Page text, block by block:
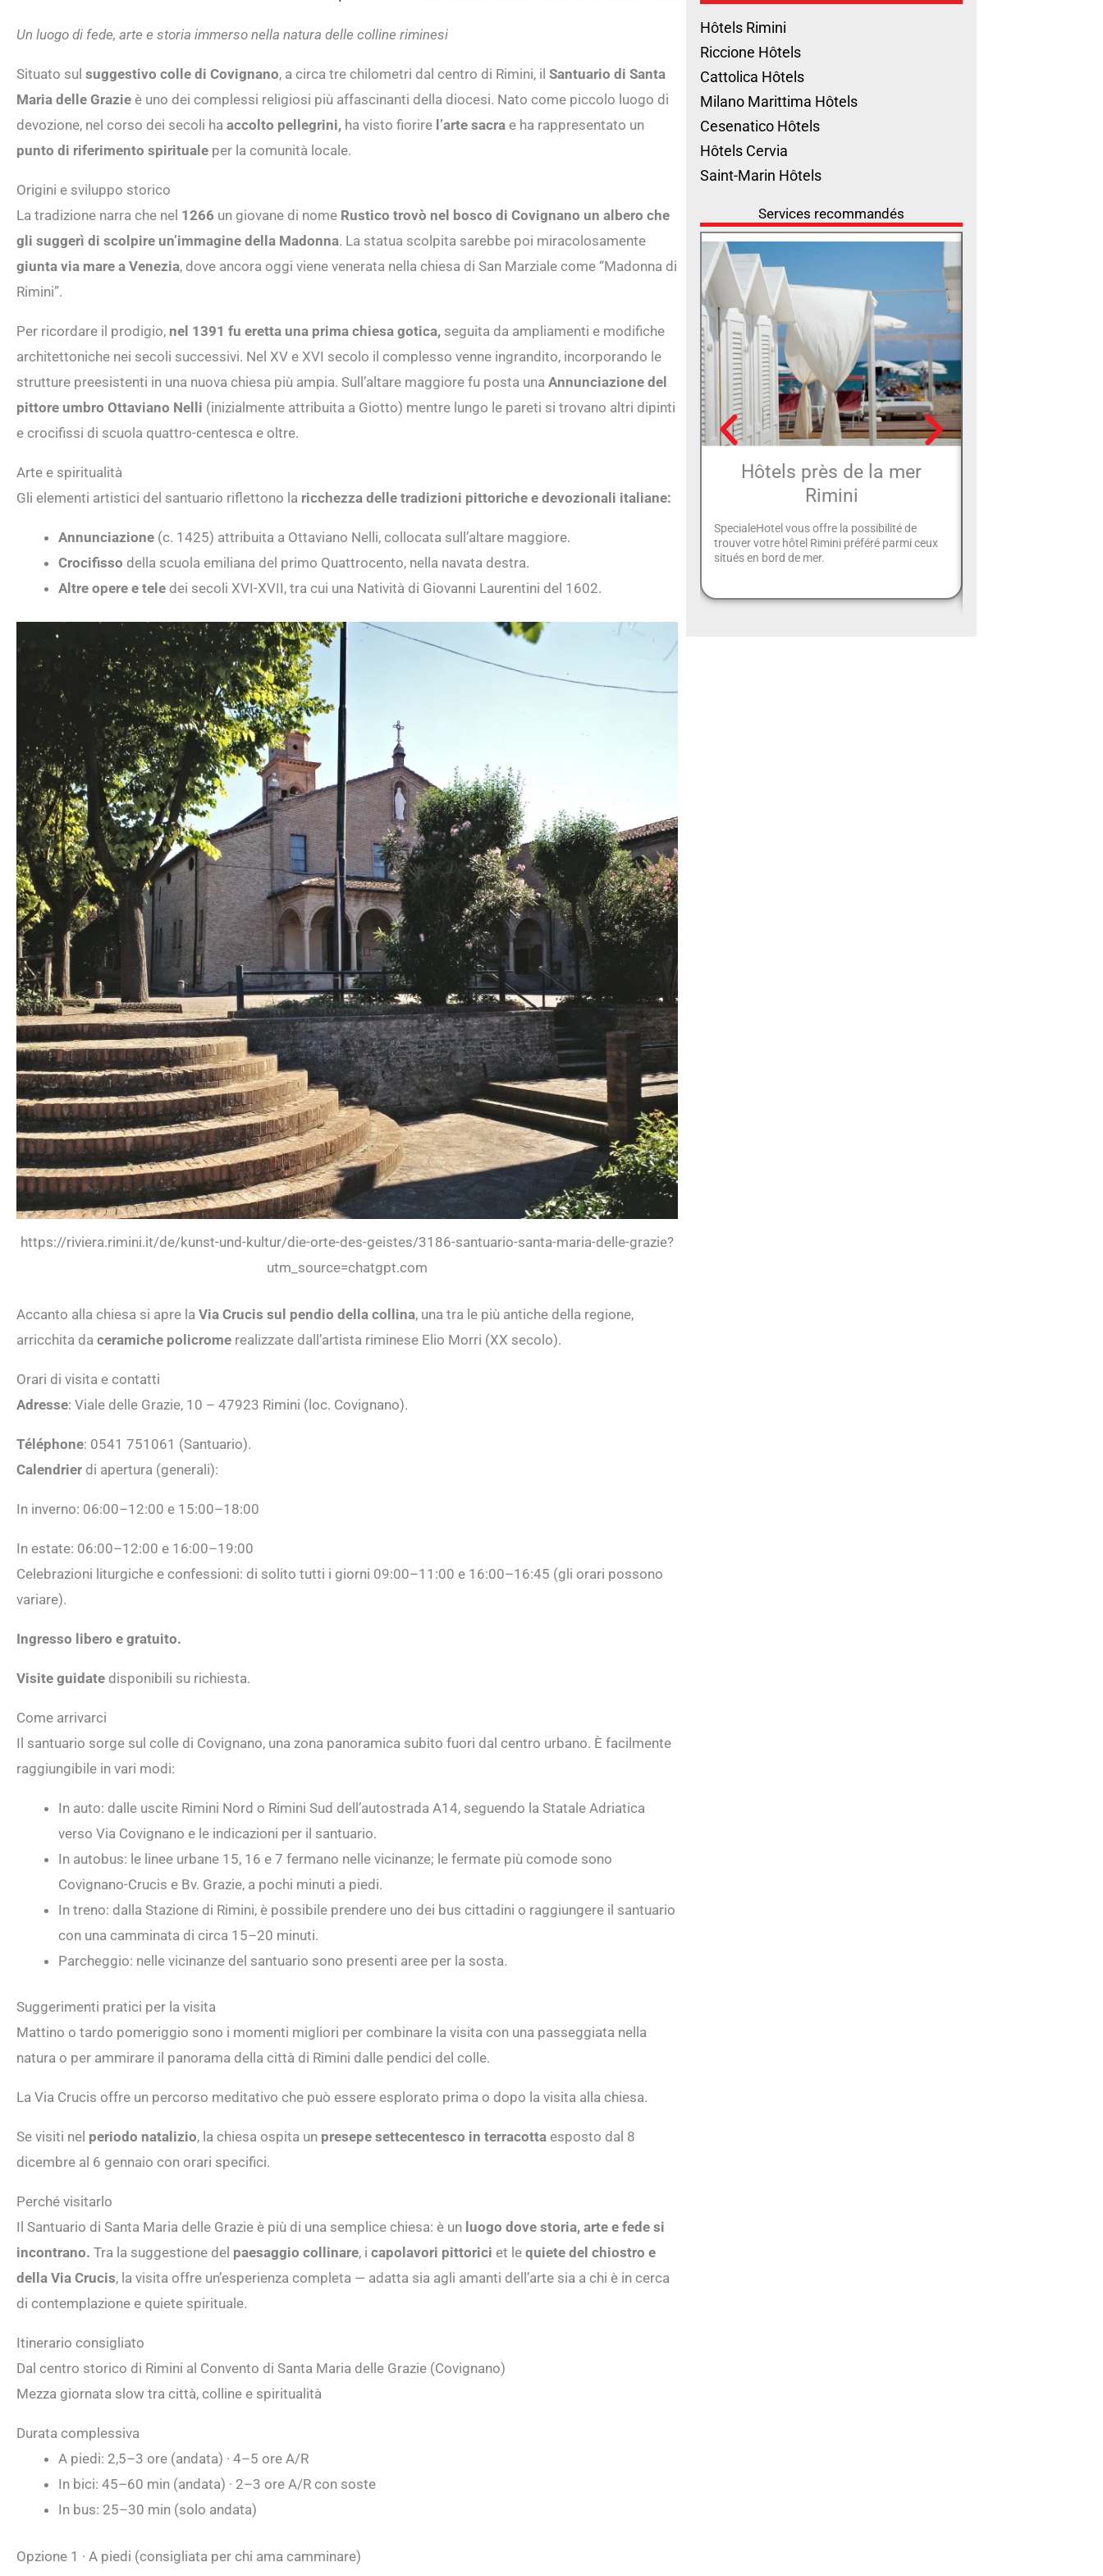
Un luogo di fede, arte e storia immerso nella natura delle colline riminesi
Situato sul suggestivo colle di Covignano, a circa tre chilometri dal centro di Rimini, il Santuario di Santa
Maria delle Grazie è uno dei complessi religiosi più affascinanti della diocesi. Nato come piccolo luogo di
devozione, nel corso dei secoli ha accolto pellegrini, ha visto fiorire l’arte sacra e ha rappresentato un
punto di riferimento spirituale per la comunità locale.
Origini e sviluppo storico
La tradizione narra che nel 1266 un giovane di nome Rustico trovò nel bosco di Covignano un albero che
gli suggerì di scolpire un’immagine della Madonna. La statua scolpita sarebbe poi miracolosamente
giunta via mare a Venezia, dove ancora oggi viene venerata nella chiesa di San Marziale come “Madonna di
Rimini”.
Per ricordare il prodigio, nel 1391 fu eretta una prima chiesa gotica, seguita da ampliamenti e modifiche
architettoniche nei secoli successivi. Nel XV e XVI secolo il complesso venne ingrandito, incorporando le
strutture preesistenti in una nuova chiesa più ampia. Sull’altare maggiore fu posta una Annunciazione del
pittore umbro Ottaviano Nelli (inizialmente attribuita a Giotto) mentre lungo le pareti si trovano altri dipinti
e crocifissi di scuola quattro-centesca e oltre.
Arte e spiritualità
Gli elementi artistici del santuario riflettono la ricchezza delle tradizioni pittoriche e devozionali italiane:
Annunciazione (c. 1425) attribuita a Ottaviano Nelli, collocata sull’altare maggiore.
Crocifisso della scuola emiliana del primo Quattrocento, nella navata destra.
Altre opere e tele dei secoli XVI-XVII, tra cui una Natività di Giovanni Laurentini del 1602.
https://riviera.rimini.it/de/kunst-und-kultur/die-orte-des-geistes/3186-santuario-santa-maria-delle-grazie?
utm_source=chatgpt.com
Accanto alla chiesa si apre la Via Crucis sul pendio della collina, una tra le più antiche della regione,
arricchita da ceramiche policrome realizzate dall’artista riminese Elio Morri (XX secolo).
Orari di visita e contatti
Adresse: Viale delle Grazie, 10 – 47923 Rimini (loc. Covignano).
Téléphone: 0541 751061 (Santuario).
Calendrier di apertura (generali):
In inverno: 06:00–12:00 e 15:00–18:00
In estate: 06:00–12:00 e 16:00–19:00
Celebrazioni liturgiche e confessioni: di solito tutti i giorni 09:00–11:00 e 16:00–16:45 (gli orari possono
variare).
Ingresso libero e gratuito.
Visite guidate disponibili su richiesta.
Come arrivarci
Il santuario sorge sul colle di Covignano, una zona panoramica subito fuori dal centro urbano. È facilmente
raggiungibile in vari modi:
In auto: dalle uscite Rimini Nord o Rimini Sud dell’autostrada A14, seguendo la Statale Adriatica
verso Via Covignano e le indicazioni per il santuario.
In autobus: le linee urbane 15, 16 e 7 fermano nelle vicinanze; le fermate più comode sono
Covignano-Crucis e Bv. Grazie, a pochi minuti a piedi.
In treno: dalla Stazione di Rimini, è possibile prendere uno dei bus cittadini o raggiungere il santuario
con una camminata di circa 15–20 minuti.
Parcheggio: nelle vicinanze del santuario sono presenti aree per la sosta.
Suggerimenti pratici per la visita
Mattino o tardo pomeriggio sono i momenti migliori per combinare la visita con una passeggiata nella
natura o per ammirare il panorama della città di Rimini dalle pendici del colle.
La Via Crucis offre un percorso meditativo che può essere esplorato prima o dopo la visita alla chiesa.
Se visiti nel periodo natalizio, la chiesa ospita un presepe settecentesco in terracotta esposto dal 8
dicembre al 6 gennaio con orari specifici.
Perché visitarlo
Il Santuario di Santa Maria delle Grazie è più di una semplice chiesa: è un luogo dove storia, arte e fede si
incontrano. Tra la suggestione del paesaggio collinare, i capolavori pittorici et le quiete del chiostro e
della Via Crucis, la visita offre un’esperienza completa — adatta sia agli amanti dell’arte sia a chi è in cerca
di contemplazione e quiete spirituale.
Itinerario consigliato
Dal centro storico di Rimini al Convento di Santa Maria delle Grazie (Covignano)
Mezza giornata slow tra città, colline e spiritualità
Durata complessiva
A piedi: 2,5–3 ore (andata) · 4–5 ore A/R
In bici: 45–60 min (andata) · 2–3 ore A/R con soste
In bus: 25–30 min (solo andata)
Opzione 1 · A piedi (consigliata per chi ama camminare)
Hôtels Rimini
Riccione Hôtels
Cattolica Hôtels
Milano Marittima Hôtels
Cesenatico Hôtels
Hôtels Cervia
Saint-Marin Hôtels
Services recommandés
Hôtels près de la mer
Rimini
SpecialeHotel vous offre la possibilité de
trouver votre hôtel Rimini préféré parmi ceux
situés en bord de mer.